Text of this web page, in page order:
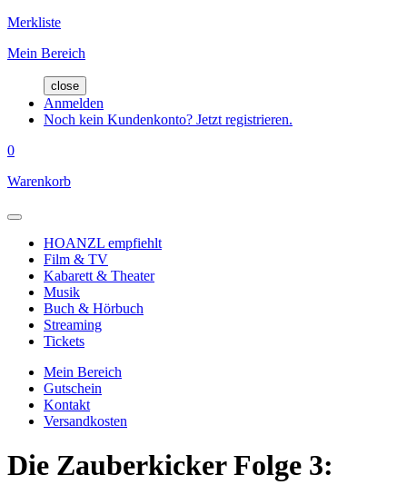
Merkliste
Mein Bereich
close
Anmelden
Noch kein Kundenkonto? Jetzt registrieren.
0
Warenkorb
HOANZL empfiehlt
Film & TV
Kabarett & Theater
Musik
Buch & Hörbuch
Streaming
Tickets
Mein Bereich
Gutschein
Kontakt
Versandkosten
Die Zauberkicker Folge 3: